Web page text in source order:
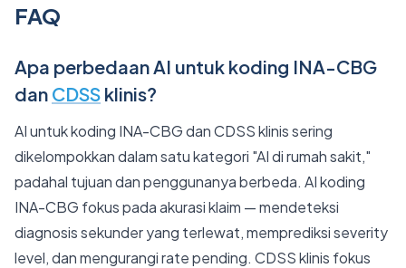
FAQ
Apa perbedaan AI untuk koding INA-CBG
dan CDSS klinis?
AI untuk koding INA-CBG dan CDSS klinis sering
dikelompokkan dalam satu kategori "AI di rumah sakit,"
padahal tujuan dan penggunanya berbeda. AI koding
INA-CBG fokus pada akurasi klaim — mendeteksi
diagnosis sekunder yang terlewat, memprediksi severity
level, dan mengurangi rate pending. CDSS klinis fokus